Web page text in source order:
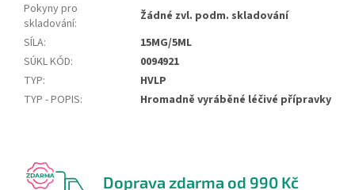
Pokyny pro
skladování:
Žádné zvl. podm. skladování
SÍLA:
15MG/5ML
SÚKL KÓD:
0094921
TYP:
HVLP
TYP - POPIS: Hromadně vyráběné léčivé přípravky
Doprava zdarma od 990 Kč